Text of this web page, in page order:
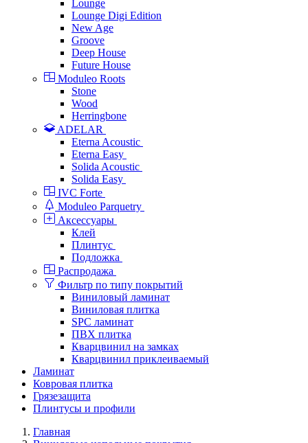
Lounge
Lounge Digi Edition
New Age
Groove
Deep House
Future House
Moduleo Roots
Stone
Wood
Herringbone
ADELAR
Eterna Acoustic
Eterna Easy
Solida Acoustic
Solida Easy
IVC Forte
Moduleo Parquetry
Аксессуары
Клей
Плинтус
Подложка
Распродажа
Фильтр по типу покрытий
Виниловый ламинат
Виниловая плитка
SPC ламинат
ПВХ плитка
Кварцвинил на замках
Кварцвинил приклеиваемый
Ламинат
Ковровая плитка
Грязезащита
Плинтусы и профили
Главная